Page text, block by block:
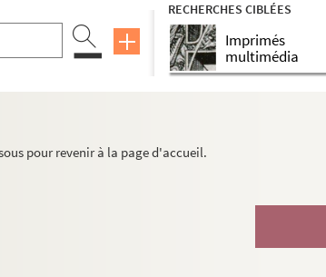
RECHERCHES CIBLÉES
Imprimés
multimédia
pour revenir à la page d'accueil.